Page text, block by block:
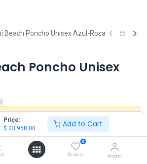
Price:
$ 23.958,00 Add to Cart
0
Wishlist Account
Beach Poncho Unisex Azul-Rosa
Poncho Unisex
está disponible.